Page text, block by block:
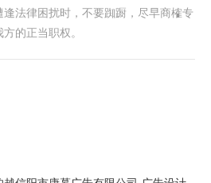
法律困扰时，不要踟蹰，尽早商榷专
的正当职权。